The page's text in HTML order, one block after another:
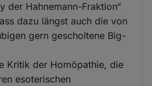
der Hahnemann-Fraktion“
dazu längst auch die von
gern gescholtene Big-
Kritik der Homöpathie, die
esoterischen